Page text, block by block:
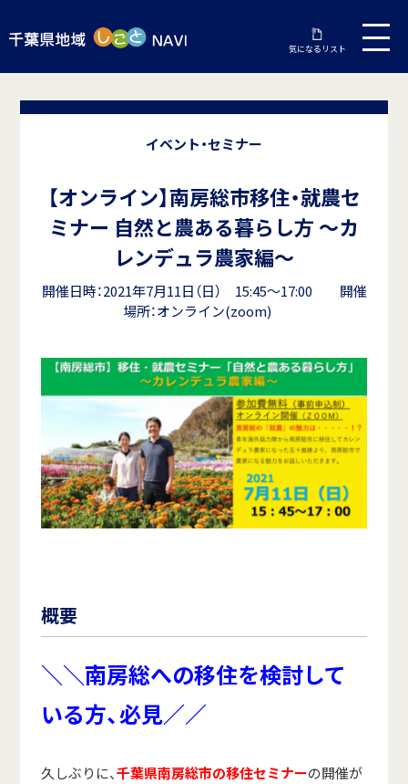
気になるリスト
イベント・セミナー
【オンライン】南房総市移住・就農セ
ミナー 自然と農ある暮らし方 ～カ
レンデュラ農家編～
開催日時：2021年7月11日（日） 15:45～17:00 開催
場所：オンライン(zoom)
概要
＼＼南房総への移住を検討して
いる方、必見／／
久しぶりに、千葉県南房総市の移住セミナーの開催が